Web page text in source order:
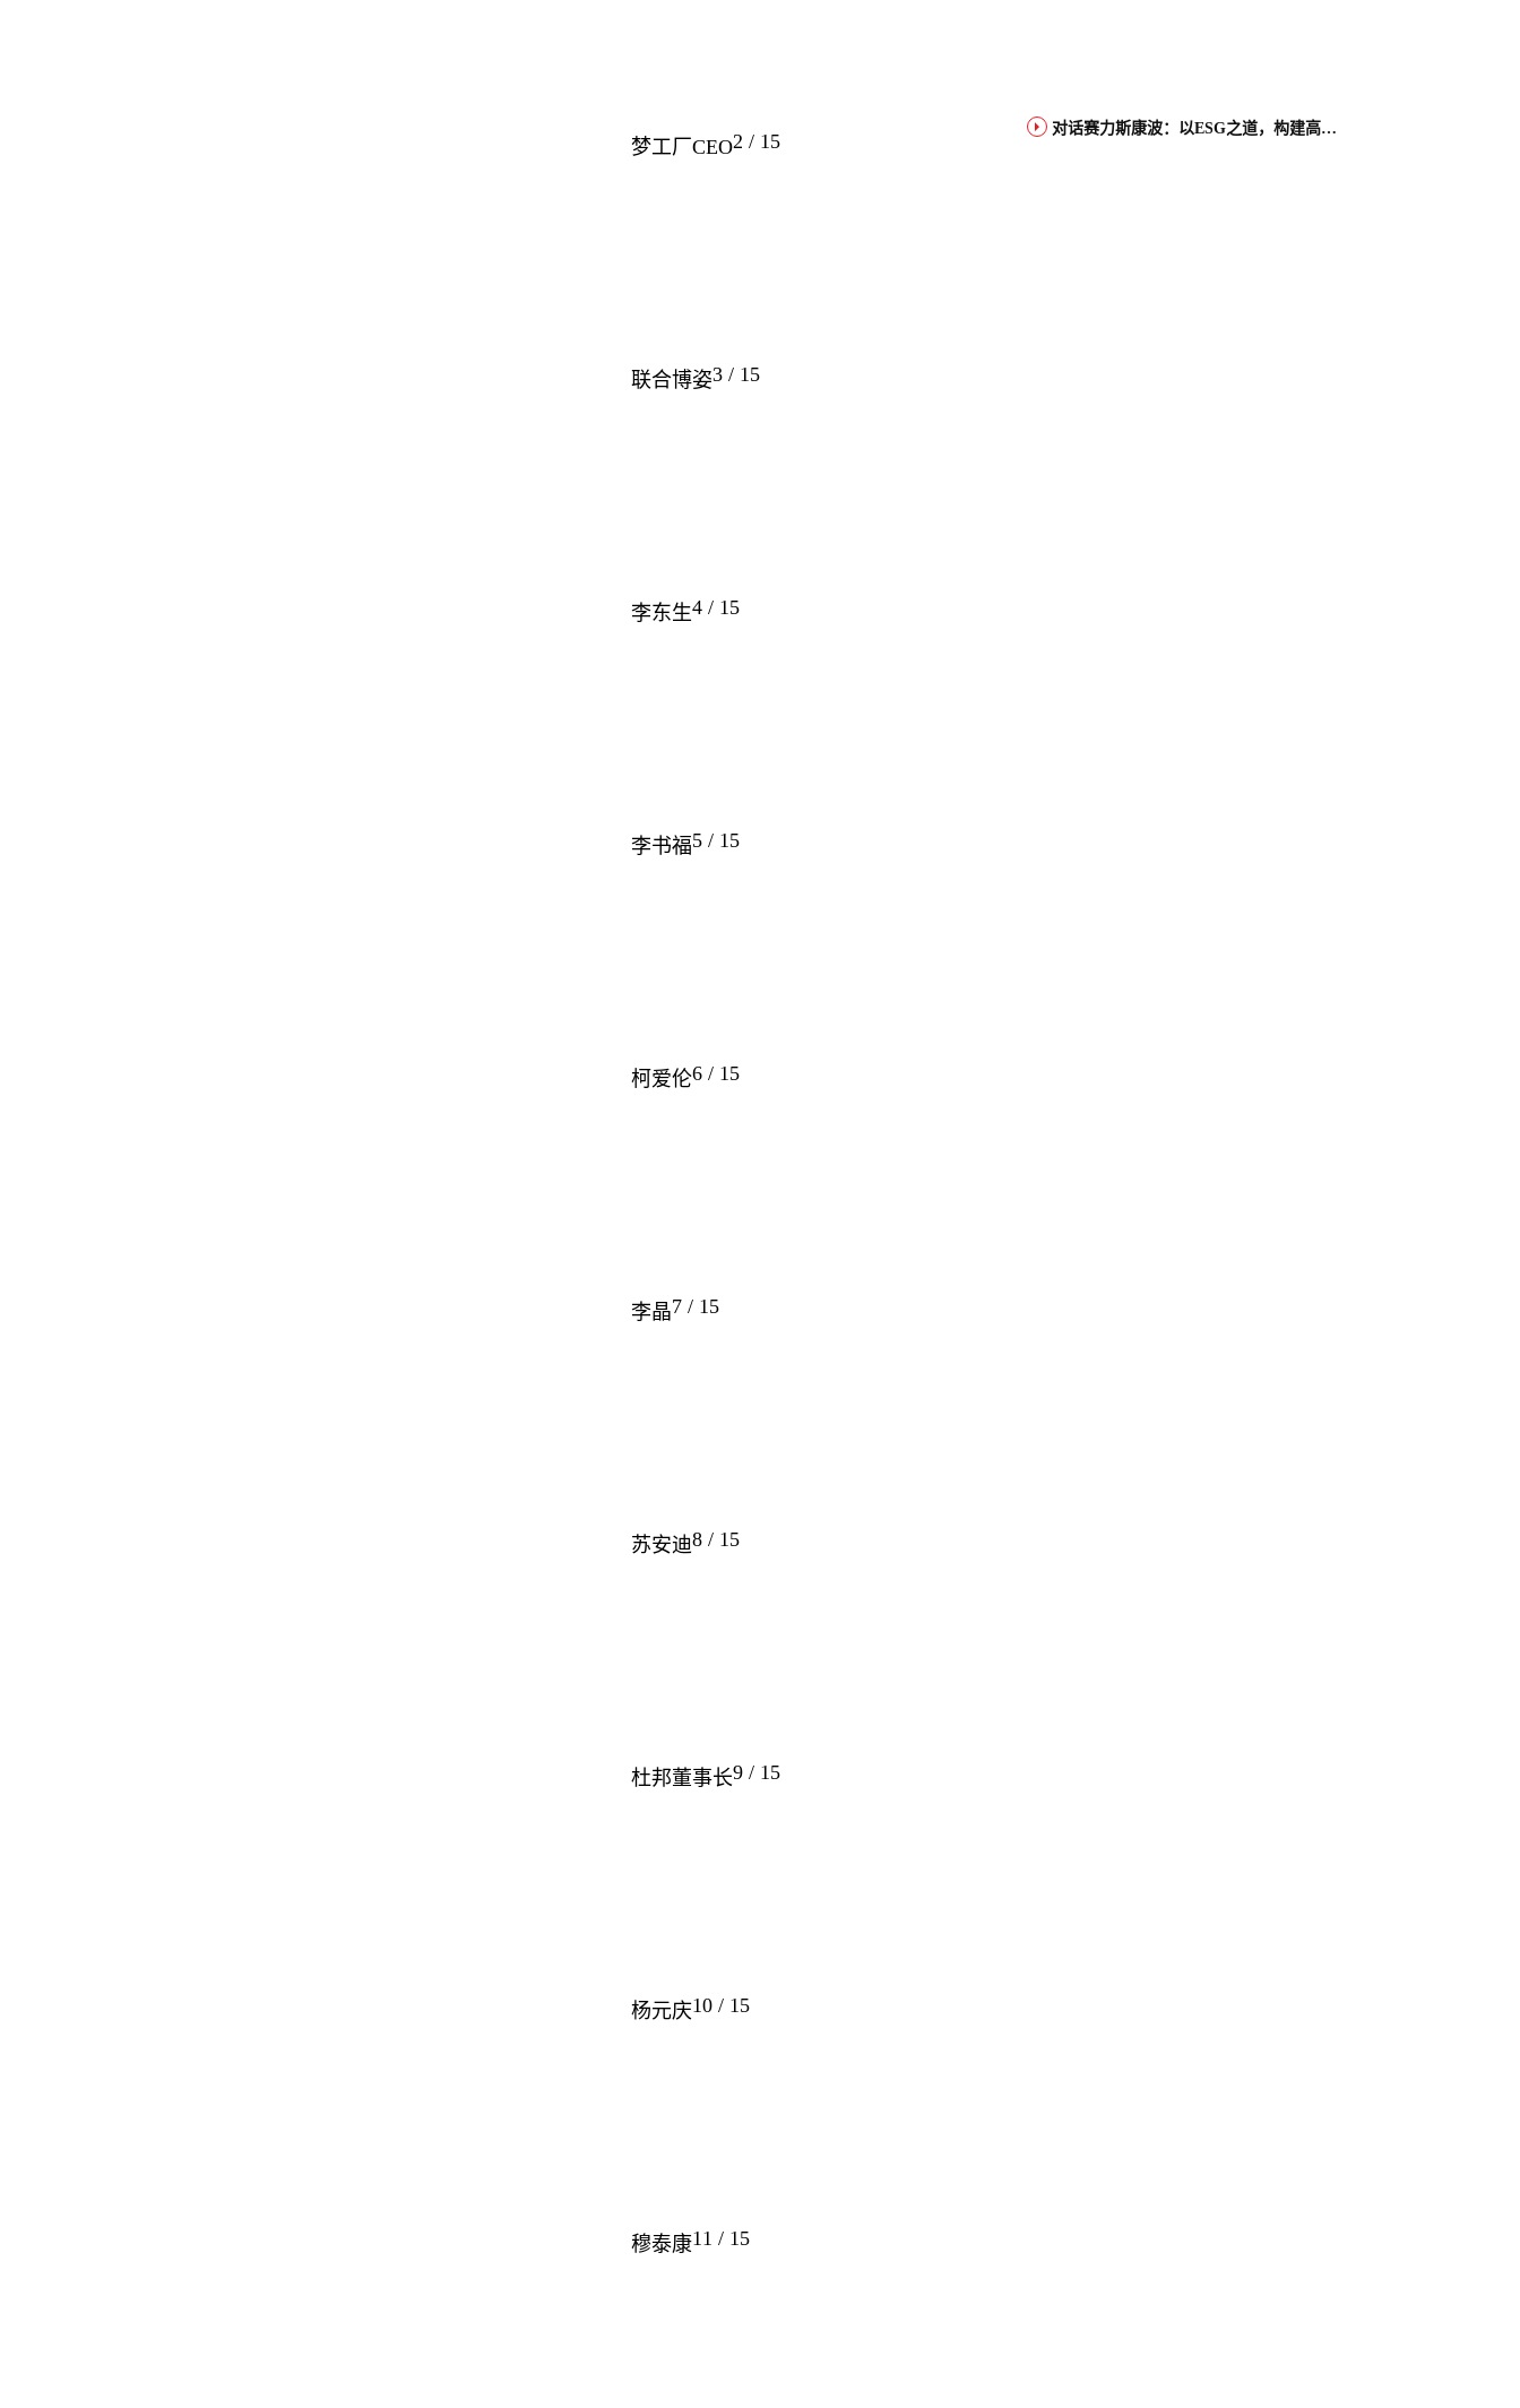
梦工厂CEO2 / 15
联合博姿3 / 15
李东生4 / 15
李书福5 / 15
柯爱伦6 / 15
李晶7 / 15
苏安迪8 / 15
杜邦董事长9 / 15
杨元庆10 / 15
穆泰康11 / 15
对话赛力斯康波：以ESG之道，构建高端智能汽车品牌全球竞争力